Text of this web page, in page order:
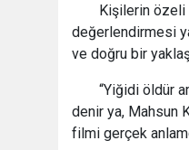
Kişilerin özeli
değerlendirmesi
ve doğru bir
“Yiğidi öldür
denir ya, Mahsun
filmi gerçek